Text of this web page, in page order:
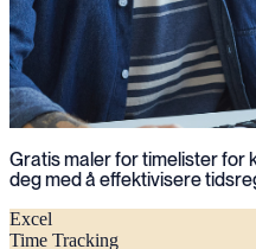
Gratis maler for timelister for
deg med å effektivisere
Excel
Time Tracking